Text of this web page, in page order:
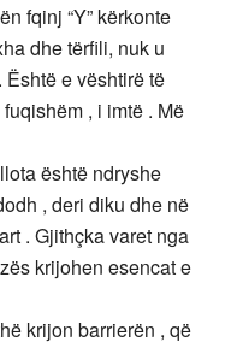
fqinj “Y” kërkonte
dhe tërfili, nuk u
e vështirë të
, i imtë . Më
është ndryshe
, deri diku dhe në
. Gjithçka varet nga
krijohen esencat e
krijon barrierën , që